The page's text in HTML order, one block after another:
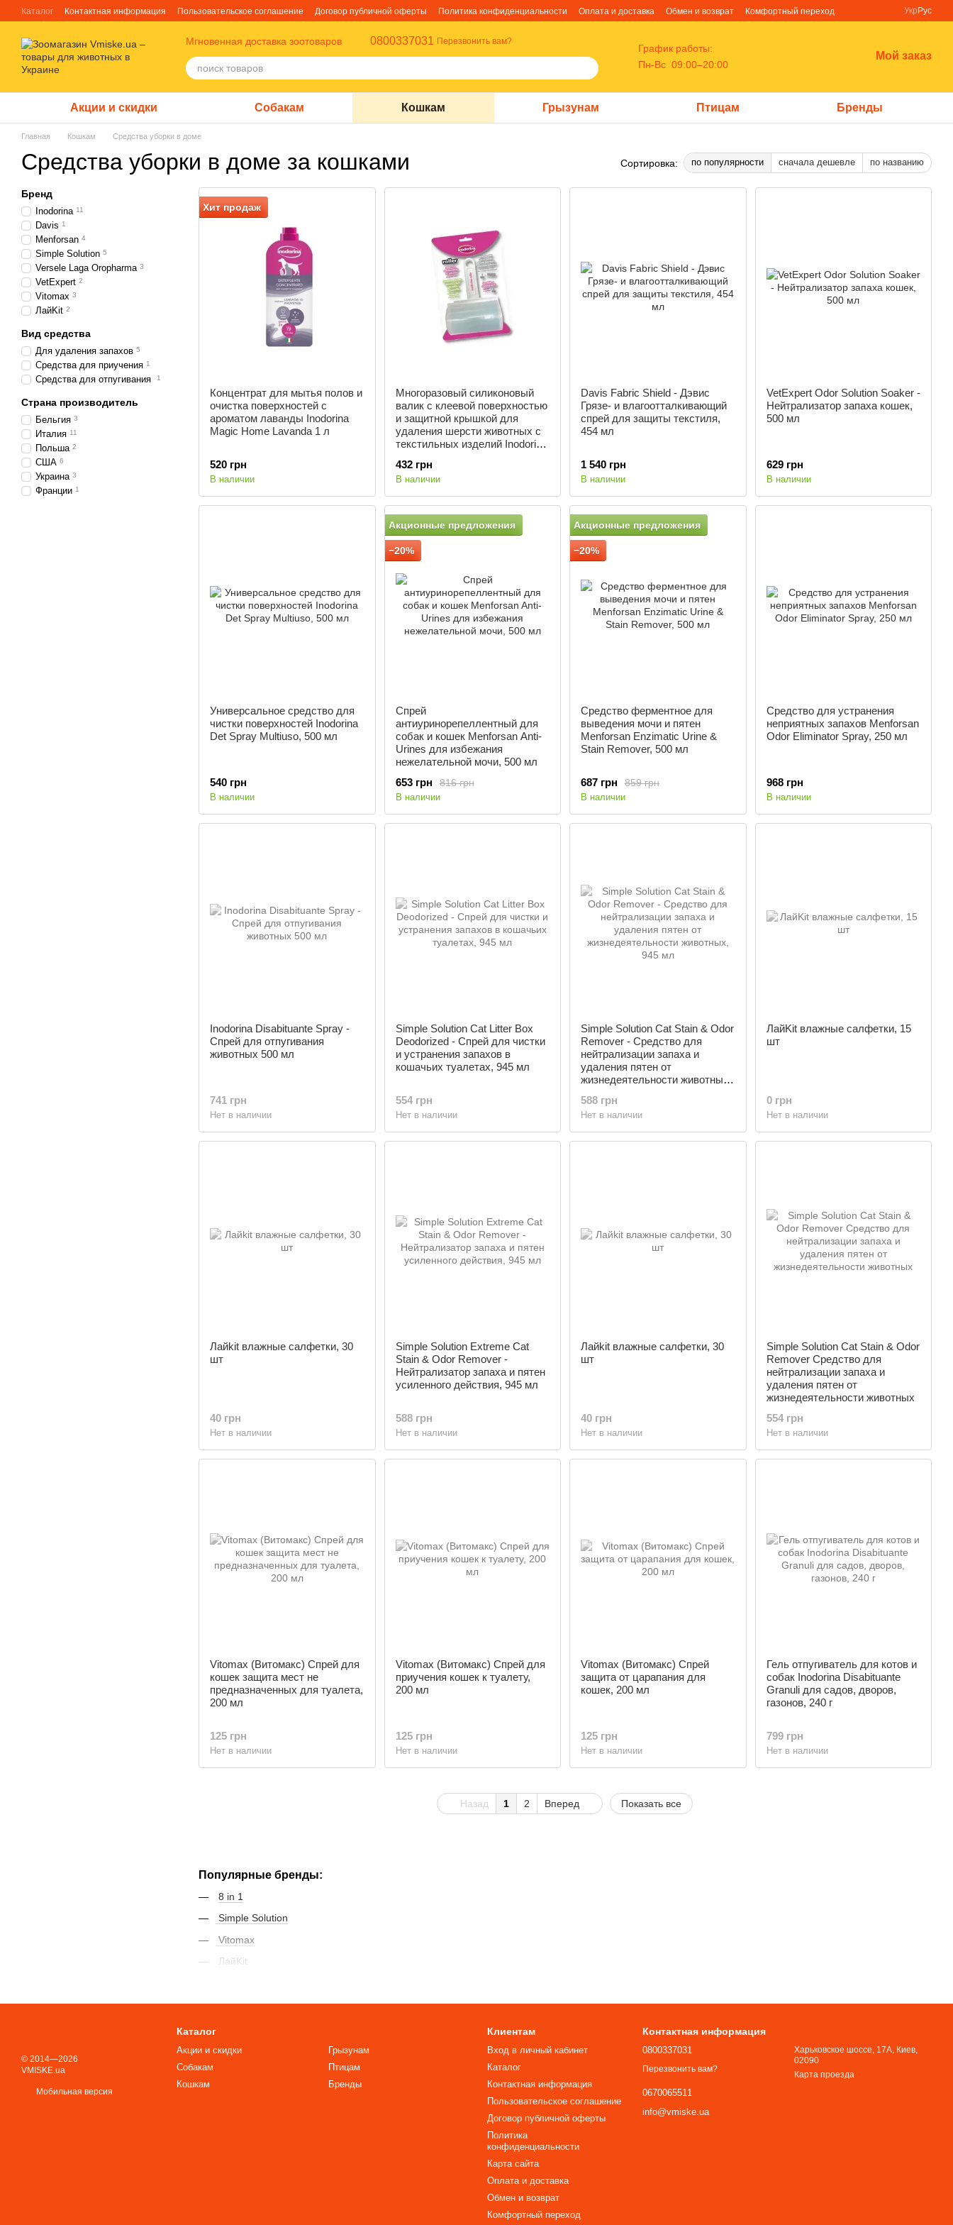
Перейти к основному контенту
Каталог Контактная информация Пользовательское соглашение Договор публичной оферты Политика конфиденциальности Оплата и доставка Обмен и возврат
Комфортный переход
Укр Рус
Мгновенная доставка зоотоваров 0800337031 Перезвонить вам?
График работы:
Пн-Вс 09:00–20:00
Мой заказ
Акции и скидки Собакам Кошкам Грызунам Птицам Бренды
Главная Кошкам Средства уборки в доме
Средства уборки в доме за кошками Сортировка: по популярности сначала дешевле по названию
Популярные бренды:
8 in 1
Simple Solution
Vitomax
ЛайKit
Хит продаж
Концентрат для мытья полов и
очистка поверхностей с
ароматом лаванды Inodorina
Magic Home Lavanda 1 л
520 грн
В наличии
Многоразовый силиконовый
валик с клеевой поверхностью
и защитной крышкой для
удаления шерсти животных с
текстильных изделий Inodorina
432 грн
В наличии
Davis Fabric Shield - Дэвис
Грязе- и влагоотталкивающий
спрей для защиты текстиля,
454 мл
1 540 грн
В наличии
VetExpert Odor Solution Soaker -
Нейтрализатор запаха кошек,
500 мл
629 грн
В наличии
Универсальное средство для
чистки поверхностей Inodorina
Det Spray Multiuso, 500 мл
540 грн
В наличии
Акционные предложения
−20%
Спрей
антиуринорепеллентный для
собак и кошек Menforsan Anti-
Urines для избежания
нежелательной мочи, 500 мл
816 грн
653 грн
В наличии
Акционные предложения
−20%
Средство ферментное для
выведения мочи и пятен
Menforsan Enzimatic Urine &
Stain Remover, 500 мл
859 грн
687 грн
В наличии
Средство для устранения
неприятных запахов Menforsan
Odor Eliminator Spray, 250 мл
968 грн
В наличии
Inodorina Disabituante Spray -
Спрей для отпугивания
животных 500 мл
741 грн
Нет в наличии
Simple Solution Cat Litter Box
Deodorized - Спрей для чистки
и устранения запахов в
кошачьих туалетах, 945 мл
554 грн
Нет в наличии
Simple Solution Cat Stain & Odor
Remover - Средство для
нейтрализации запаха и
удаления пятен от
жизнедеятельности животных,
588 грн
Нет в наличии
ЛайKit влажные салфетки, 15
шт
0 грн
Нет в наличии
Лайkit влажные салфетки, 30
шт
40 грн
Нет в наличии
Simple Solution Extreme Cat
Stain & Odor Remover -
Нейтрализатор запаха и пятен
усиленного действия, 945 мл
588 грн
Нет в наличии
Лайkit влажные салфетки, 30
шт
40 грн
Нет в наличии
Simple Solution Cat Stain & Odor
Remover Средство для
нейтрализации запаха и
удаления пятен от
жизнедеятельности животных
554 грн
Нет в наличии
Vitomax (Витомакс) Спрей для
кошек защита мест не
предназначенных для туалета,
200 мл
125 грн
Нет в наличии
Vitomax (Витомакс) Спрей для
приучения кошек к туалету,
200 мл
125 грн
Нет в наличии
Vitomax (Витомакс) Спрей
защита от царапания для
кошек, 200 мл
125 грн
Нет в наличии
Гель отпугиватель для котов и
собак Inodorina Disabituante
Granuli для садов, дворов,
газонов, 240 г
799 грн
Нет в наличии
Назад 1 2 Вперед Показать все
Бренд
Inodorina 11
Davis 1
Menforsan 4
Simple Solution 5
Versele Laga Oropharma 3
VetExpert 2
Vitomax 3
ЛайKit 2
Вид средства
Для удаления запахов 5
Cредства для приучения 1
Средства для отпугивания 1
Страна производитель
Бельгия 3
Италия 11
Польша 2
США 6
Украина 3
Франции 1
© 2014—2026
VMISKE.ua
Мобильная версия
Каталог
Акции и скидки
Собакам
Кошкам
Грызунам
Птицам
Бренды
Клиентам
Вход в личный кабинет
Каталог
Контактная информация
Пользовательское соглашение
Договор публичной оферты
Политика
конфиденциальности
Карта сайта
Оплата и доставка
Обмен и возврат
Комфортный переход
Контактная информация
0800337031
Перезвонить вам?
0670065511
info@vmiske.ua
Харьковское шоссе, 17А, Киев,
02090
Карта проезда